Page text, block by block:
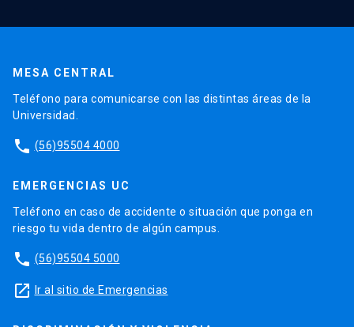
MESA CENTRAL
Teléfono para comunicarse con las distintas áreas de la
Universidad.
phone (56)95504 4000
EMERGENCIAS UC
Teléfono en caso de accidente o situación que ponga en
riesgo tu vida dentro de algún campus.
phone (56)95504 5000
launch Ir al sitio de Emergencias